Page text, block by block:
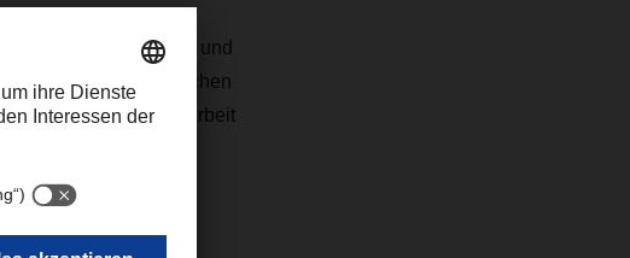
für Europa und
kurzen Wege zwischen
Zusammenarbeit